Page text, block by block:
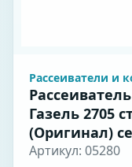
Рассеиватели и
Газель 2705
(Оригинал)
Артикул: 05280